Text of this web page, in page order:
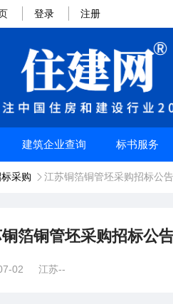
登录 注册
建筑企业查询 标书服务
采购  江苏铜箔铜管坯采购招标公
箔铜管坯采购招标公
02 江苏--